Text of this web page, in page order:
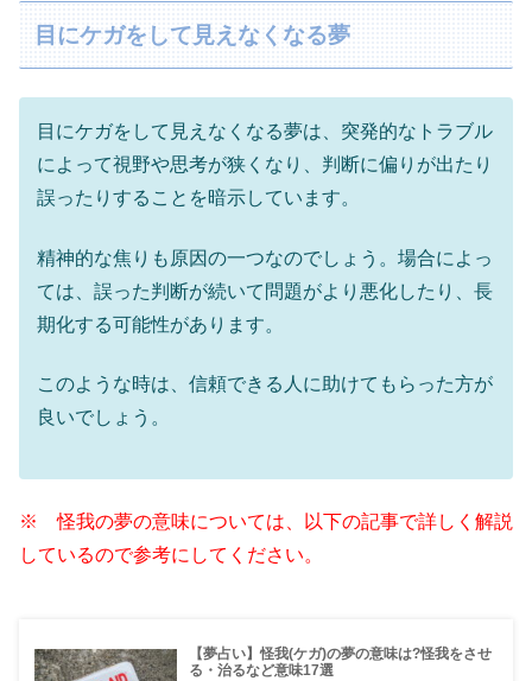
目にケガをして見えなくなる夢
目にケガをして見えなくなる夢は、突発的なトラブル
によって視野や思考が狭くなり、判断に偏りが出たり
誤ったりすることを暗示しています。
精神的な焦りも原因の一つなのでしょう。場合によっ
ては、誤った判断が続いて問題がより悪化したり、長
期化する可能性があります。
このような時は、信頼できる人に助けてもらった方が
良いでしょう。
※ 怪我の夢の意味については、以下の記事で詳しく解説
しているので参考にしてください。
【夢占い】怪我(ケガ)の夢の意味は?怪我をさせ
る・治るなど意味17選